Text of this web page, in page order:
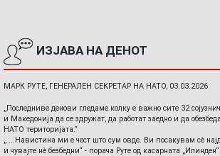
ИЗЈАВА НА ДЕНОТ
МАРК РУТЕ, ГЕНЕРАЛЕН СЕКРЕТАР НА НАТО, 03.03.2026
„Последниве денови гледаме колку е важно сите 32
и Македонија да се здружат, да работат заедно и да
НАТО територијата.“
„ ...Навистина ми е чест што сум овде. Ви посакувам сè
и чувајте нè безбедни“ - порача Руте од касарната „Илинден“.